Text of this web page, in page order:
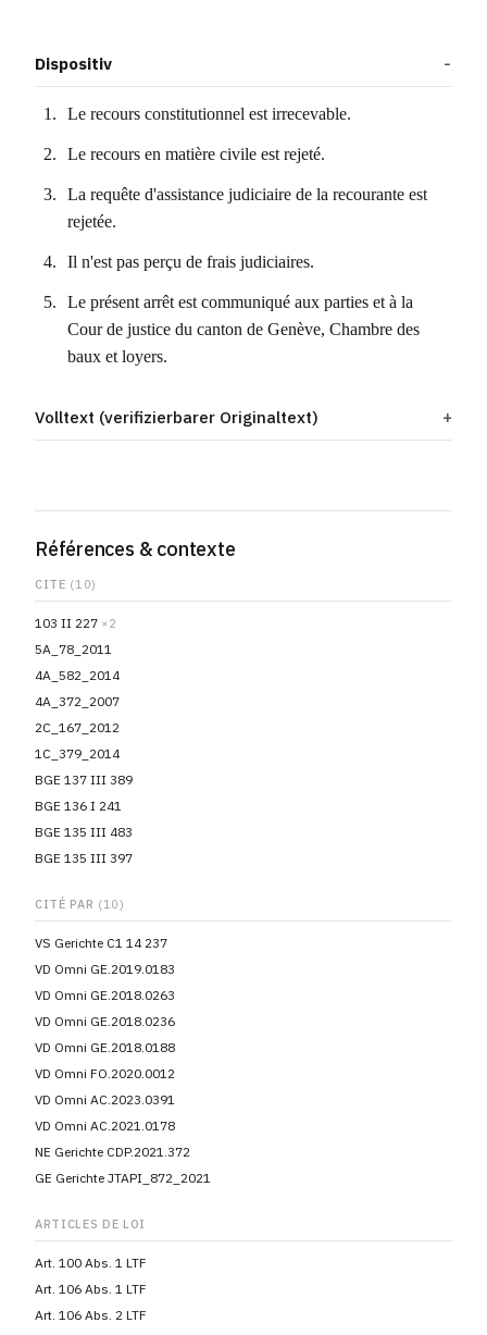
Dispositiv
Le recours constitutionnel est irrecevable.
Le recours en matière civile est rejeté.
La requête d'assistance judiciaire de la recourante est
rejetée.
Il n'est pas perçu de frais judiciaires.
Le présent arrêt est communiqué aux parties et à la
Cour de justice du canton de Genève, Chambre des
baux et loyers.
Volltext (verifizierbarer Originaltext)
Références & contexte
CITE (10)
103 II 227 ×2
5A_78_2011
4A_582_2014
4A_372_2007
2C_167_2012
1C_379_2014
BGE 137 III 389
BGE 136 I 241
BGE 135 III 483
BGE 135 III 397
CITÉ PAR (10)
VS Gerichte C1 14 237
VD Omni GE.2019.0183
VD Omni GE.2018.0263
VD Omni GE.2018.0236
VD Omni GE.2018.0188
VD Omni FO.2020.0012
VD Omni AC.2023.0391
VD Omni AC.2021.0178
NE Gerichte CDP.2021.372
GE Gerichte JTAPI_872_2021
ARTICLES DE LOI
Art. 100 Abs. 1 LTF
Art. 106 Abs. 1 LTF
Art. 106 Abs. 2 LTF